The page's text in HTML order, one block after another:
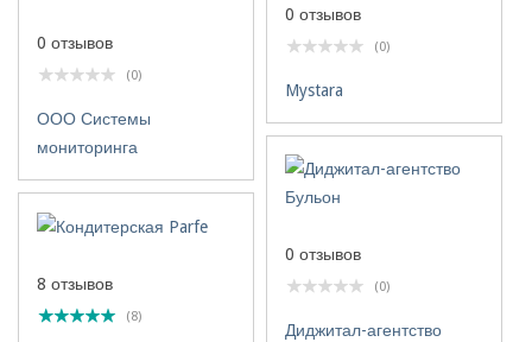
0 отзывов
(0)
Mystara
0 отзывов
(0)
ООО Системы
мониторинга
0 отзывов
(0)
Диджитал-агентство
8 отзывов
(8)